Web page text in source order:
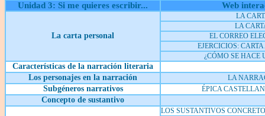
Unidad 3: Si me quieres escribir... Web
La carta personal
LA
LA
EL CORREO
EJERCICIOS:
¿CÓMO SE HACE
Características de la narración literaria
Los personajes en la narración
LA
Subgéneros narrativos ÉPICA
Concepto de sustantivo
LOS SUSTANTIVOS